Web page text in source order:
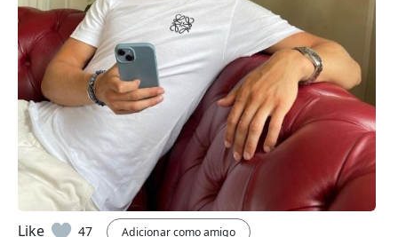
Like 47 Adicionar como amigo